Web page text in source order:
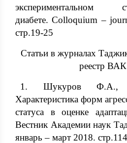
экспериментальном
диабете. Colloquium –
стр.19-25
Статьи в журналах
реестр
1. Шукуров Ф.А.,
Характеристика форм
статуса в оценке
Вестник Академии наук
январь – март 2018.